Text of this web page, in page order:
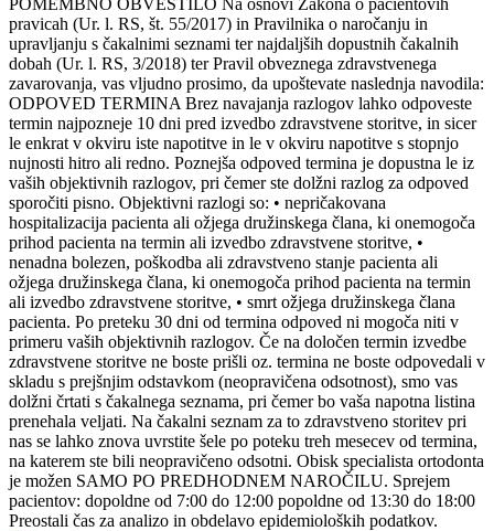
POMEMBNO OBVESTILO Na osnovi Zakona o pacientovih
pravicah (Ur. l. RS, št. 55/2017) in Pravilnika o naročanju in
upravljanju s čakalnimi seznami ter najdaljših dopustnih čakalnih
dobah (Ur. l. RS, 3/2018) ter Pravil obveznega zdravstvenega
zavarovanja, vas vljudno prosimo, da upoštevate naslednja navodila:
ODPOVED TERMINA Brez navajanja razlogov lahko odpoveste
termin najpozneje 10 dni pred izvedbo zdravstvene storitve, in sicer
le enkrat v okviru iste napotitve in le v okviru napotitve s stopnjo
nujnosti hitro ali redno. Poznejša odpoved termina je dopustna le iz
vaših objektivnih razlogov, pri čemer ste dolžni razlog za odpoved
sporočiti pisno. Objektivni razlogi so: • nepričakovana
hospitalizacija pacienta ali ožjega družinskega člana, ki onemogoča
prihod pacienta na termin ali izvedbo zdravstvene storitve, •
nenadna bolezen, poškodba ali zdravstveno stanje pacienta ali
ožjega družinskega člana, ki onemogoča prihod pacienta na termin
ali izvedbo zdravstvene storitve, • smrt ožjega družinskega člana
pacienta. Po preteku 30 dni od termina odpoved ni mogoča niti v
primeru vaših objektivnih razlogov. Če na določen termin izvedbe
zdravstvene storitve ne boste prišli oz. termina ne boste odpovedali v
skladu s prejšnjim odstavkom (neopravičena odsotnost), smo vas
dolžni črtati s čakalnega seznama, pri čemer bo vaša napotna listina
prenehala veljati. Na čakalni seznam za to zdravstveno storitev pri
nas se lahko znova uvrstite šele po poteku treh mesecev od termina,
na katerem ste bili neopravičeno odsotni. Obisk specialista ortodonta
je možen SAMO PO PREDHODNEM NAROČILU. Sprejem
pacientov: dopoldne od 7:00 do 12:00 popoldne od 13:30 do 18:00
Preostali čas za analizo in obdelavo epidemioloških podatkov.